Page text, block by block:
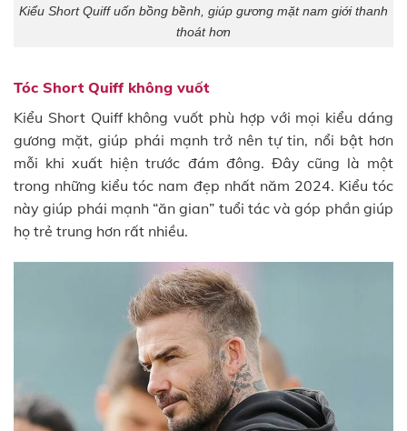
Kiểu Short Quiff uốn bồng bềnh, giúp gương mặt nam giới thanh
thoát hơn
Tóc Short Quiff không vuốt
Kiểu Short Quiff không vuốt phù hợp với mọi kiểu dáng
gương mặt, giúp phái mạnh trở nên tự tin, nổi bật hơn
mỗi khi xuất hiện trước đám đông. Đây cũng là một
trong những kiểu tóc nam đẹp nhất năm 2024. Kiểu tóc
này giúp phái mạnh “ăn gian” tuổi tác và góp phần giúp
họ trẻ trung hơn rất nhiều.